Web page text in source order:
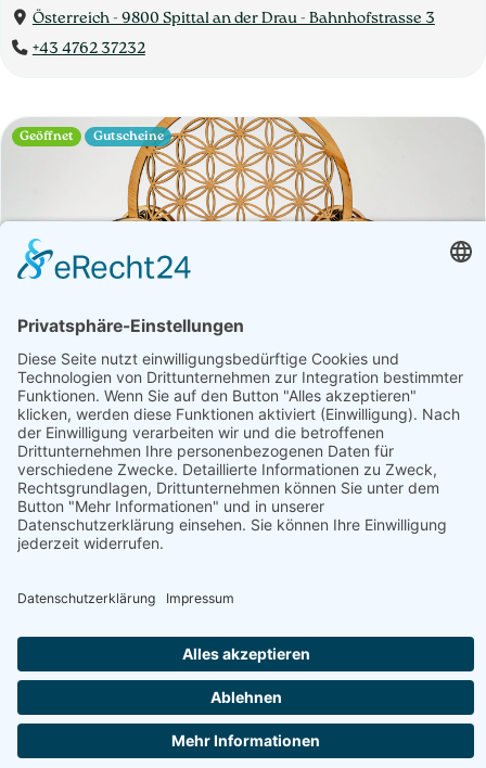
Österreich - 9800 Spittal an der Drau - Bahnhofstrasse 3
+43 4762 37232
Betrieb Öffnungszeiten
Truseshop Rudolf Truskaller
Fisch, Geschenke, Getränke, Gourmet-Zutaten, Handwerk,
Honig, Aufstriche & Co, Weitere Hofprodukte
Produktübersicht
Biergläser, Blume des Lebens (Holz), Brieftaschen,
Österreich - 9812 Pusarnitz - Göriach 16
+43 676 9573659
Geöffnet Gutscheine